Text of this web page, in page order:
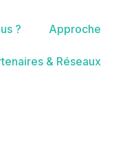
? Approche
& Réseaux